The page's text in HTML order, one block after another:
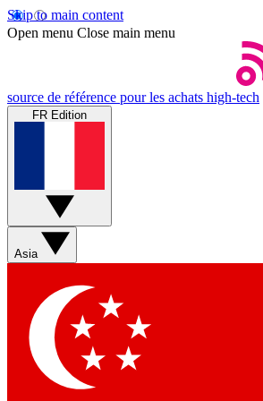
Skip to main content
Open menu Close main menu
source de référence pour les achats high-tech
FR Edition
Asia